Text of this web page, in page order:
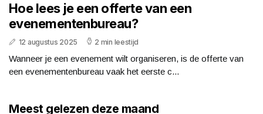
Hoe lees je een offerte van een
evenementenbureau?
12 augustus 2025 2 min leestijd
Wanneer je een evenement wilt organiseren, is de offerte van
een evenementenbureau vaak het eerste c...
Meest gelezen deze maand